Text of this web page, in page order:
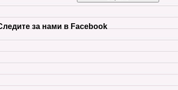
за нами в Facebook